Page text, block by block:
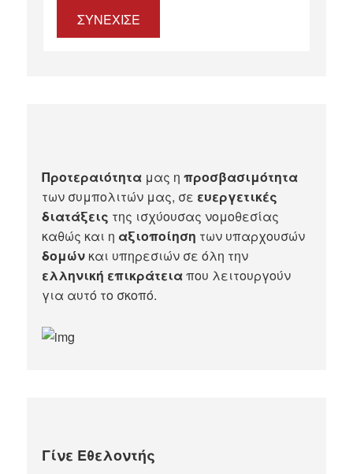
ΣΥΝΕΧΙΣΕ
Προτεραιότητα μας ηπροσβασιμότητα
των συμπολιτών μας, σε ευεργετικές
διατάξεις της ισχύουσας νομοθεσίας
καθώς και η αξιοποίηση των υπαρχουσών
δομών και υπηρεσιών σε όλη την
ελληνική επικράτειαπου λειτουργούν
για αυτό το σκοπό.​
Γίνε Εθελοντής